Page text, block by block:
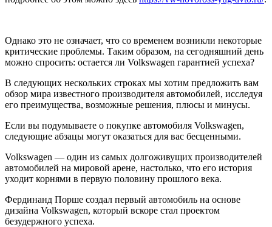
Однако это не означает, что со временем возникли некоторые
критические проблемы. Таким образом, на сегодняшний день
можно спросить: остается ли Volkswagen гарантией успеха?
В следующих нескольких строках мы хотим предложить вам
обзор мира известного производителя автомобилей, исследуя
его преимущества, возможные решения, плюсы и минусы.
Если вы подумываете о покупке автомобиля Volkswagen,
следующие абзацы могут оказаться для вас бесценными.
Volkswagen — один из самых долгоживущих производителей
автомобилей на мировой арене, настолько, что его история
уходит корнями в первую половину прошлого века.
Фердинанд Порше создал первый автомобиль на основе
дизайна Volkswagen, который вскоре стал проектом
безудержного успеха.